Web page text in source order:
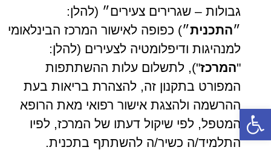
גבולות – שגרירים צעירים״ (להלן:
״התכנית״) כפופה לאישור המרכז הבינלאומי
למנהיגות ודיפלומטיה לצעירים (להלן:
"המרכז"), לתשלום עלות ההשתתפות
המפורט בתקנון זה, להצהרת בריאות בעת
ההרשמה ולהצגת אישור רפואי מאת הרופא
המטפל, לפי שיקול דעתו של המרכז, לפיו
התלמיד/ה כשיר/ה להשתתף בתכנית.
פתח סרגל נגישות